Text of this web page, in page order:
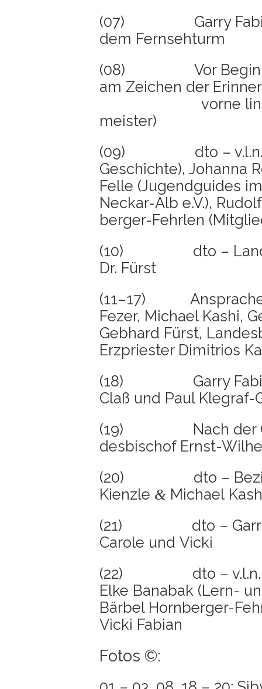
(07) Gar­ry Fabi­an
dem Fernsehturm
(08) Vor Beginn
am Zei­chen der
vor­ne links
meis­ter)
(09) dto – v.l.n.r. 1.
Geschich­te), Johan­na
Fel­le (Jugend­gui­des
Neckar-Alb e.V.),
ber­ger-Fehr­len
(10) dto –
Dr. Fürst
(11–17) Anspra­chen
Fezer, Micha­el Kashi,
Geb­hard Fürst,
Erz­pries­ter Dimi­tri­os
(18) Gar­ry Fabi­an
Claß und Paul Klegraf-
(19) Nach der
des­bi­schof Ernst-
(20) dto –
Kienz­le & Micha­el
(21) dto – Gar­ry
Caro­le und Vicki
(22) dto – v.l.n.r.:
Elke Bana­bak (Lern-
Bär­bel Horn­ber­ger-
Vicki Fabian
Fotos ©: